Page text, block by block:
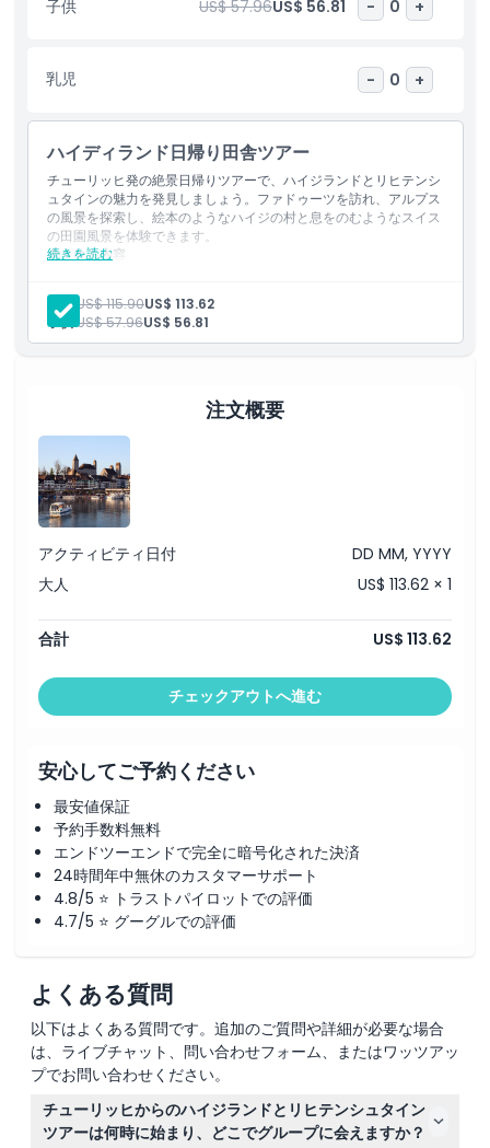
ピックアップ／ドロップオフ時間
除外事項
場所
子供 US$ 57.96US$ 56.81 - 0 +
乳児 - 0 +
ハイディランド日帰り田舎ツアー
チューリッヒ発の絶景日帰りツアーで、ハイジランドとリヒテンシ
ュタインの魅力を発見しましょう。ファドゥーツを訪れ、アルプス
の風景を探索し、絵本のようなハイジの村と息をのむようなスイス
の田園風景を体験できます。
続きを読む
含まれる内容
交通手段：バス
入場：ファドゥーツ郵便局、ハイディ村、ハイディの家（オプ
ション訪問）
大人: US$ 115.90US$ 113.62
子供: US$ 57.96US$ 56.81
注文概要
アクティビティ日付
DD MM, YYYY
大人
US$ 113.62 × 1
合計 US$ 113.62
チェックアウトへ進む
安心してご予約ください
最安値保証
予約手数料無料
エンドツーエンドで完全に暗号化された決済
24時間年中無休のカスタマーサポート
4.8/5 ⭐ トラストパイロットでの評価
4.7/5 ⭐ グーグルでの評価
よくある質問
以下はよくある質問です。追加のご質問や詳細が必要な場合
は、ライブチャット、問い合わせフォーム、またはワッツアッ
プでお問い合わせください。
チューリッヒからのハイジランドとリヒテンシュタイン
ツアーは何時に始まり、どこでグループに会えますか？